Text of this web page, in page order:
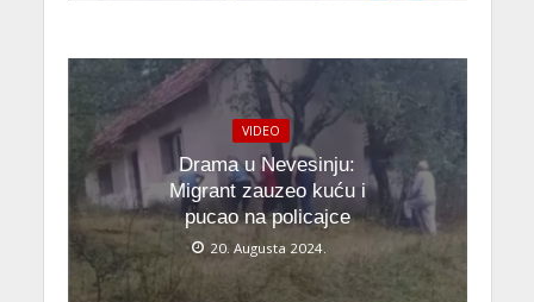
VIDEO
Drama u Nevesinju:
Migrant zauzeo kuću i
pucao na policajce
20. Augusta 2024.